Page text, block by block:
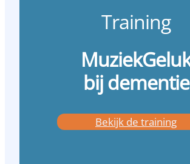
Training
bij dementie
Bekijk de training